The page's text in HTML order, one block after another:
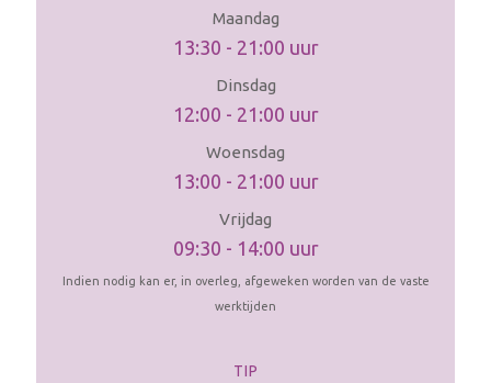
Maandag
13:30 - 21:00 uur
Dinsdag
12:00 - 21:00 uur
Woensdag
13:00 - 21:00 uur
Vrijdag
09:30 - 14:00 uur
Indien nodig kan er, in overleg, afgeweken worden van de vaste
werktijden
TIP